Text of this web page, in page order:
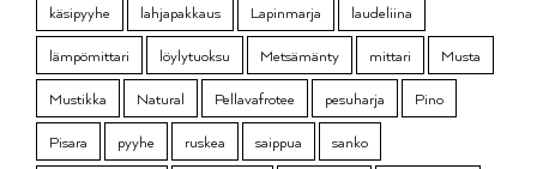
käsipyyhe
lahjapakkaus Lapinmarja
laudeliina
lämpömittari
löylytuoksu Metsämänty mittari
Musta
Mustikka
Natural Pellavafrotee pesuharja
Pino
Pisara
pyyhe ruskea saippua
sanko